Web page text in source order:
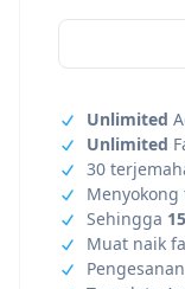
Unlimited
Unlimited
30
Menyokong
Sehingga
Muat naik